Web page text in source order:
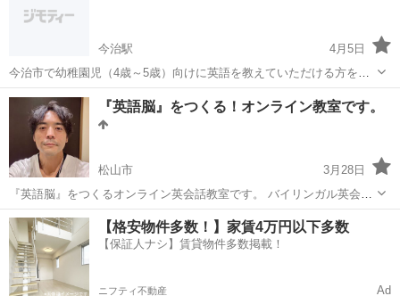
今治駅
4月5日
今治市で幼稚園児（4歳～5歳）向けに英語を教えていただける方を募
集しています。 週1回1時間で月4回で1万円でお願いできる方はいらっ
しゃいますでしょうか？ 英語を話せる方であれば日本人でも外国の方
でも構いません。 教室...
愛媛 今治市 今治駅 英語
『英語脳』をつくる！オンライン教室です。
松山市
3月28日
『英語脳』をつくるオンライン英会話教室です。 バイリンガル英会話
講師としてこれまで２００人以上の生徒さんの英語指導をしてきた講
師が大手英会話学校にはできないもっとも効果的な英会話の習得法を
お伝えします。 ＊集団レ...
愛媛 松山市 英会話 オンライン
【格安物件多数！】家賃4万円以下多数
【保証人ナシ】賃貸物件多数掲載！
ニフティ不動産 Ad